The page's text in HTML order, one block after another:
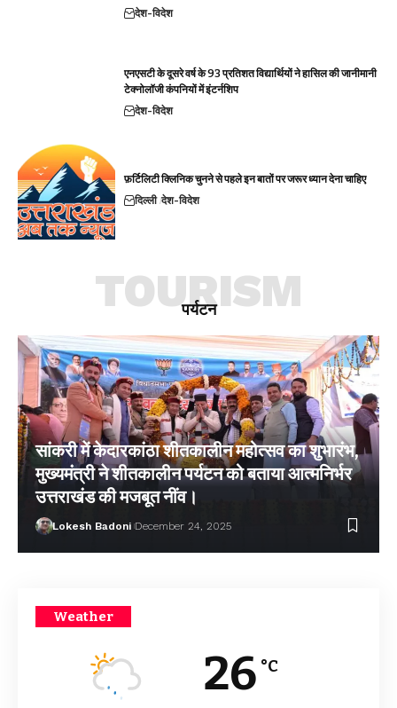
देश-विदेश
एनएसटी के दूसरे वर्ष के 93 प्रतिशत विद्यार्थियों ने हासिल की जानीमानी
टेक्नोलॉजी कंपनियों में इंटर्नशिप
देश-विदेश
फ़र्टिलिटी क्लिनिक चुनने से पहले इन बातों पर जरूर ध्यान देना चाहिए
दिल्ली देश-विदेश
पर्यटन
TOURISM
सांकरी में केदारकांठा शीतकालीन महोत्सव का शुभारंभ,
मुख्यमंत्री ने शीतकालीन पर्यटन को बताया आत्मनिर्भर
उत्तराखंड की मजबूत नींव।
Lokesh Badoni December 24, 2025
Weather
26 °C